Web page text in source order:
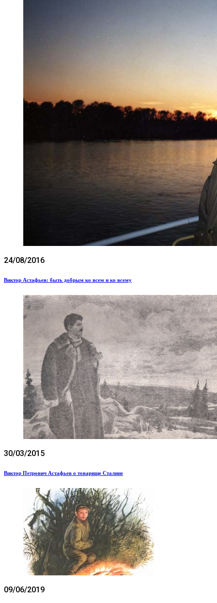
24/08/2016
Виктор Астафьев: быть добрым ко всем и ко всему
30/03/2015
Виктор Петрович Астафьев о товарище Сталине
09/06/2019